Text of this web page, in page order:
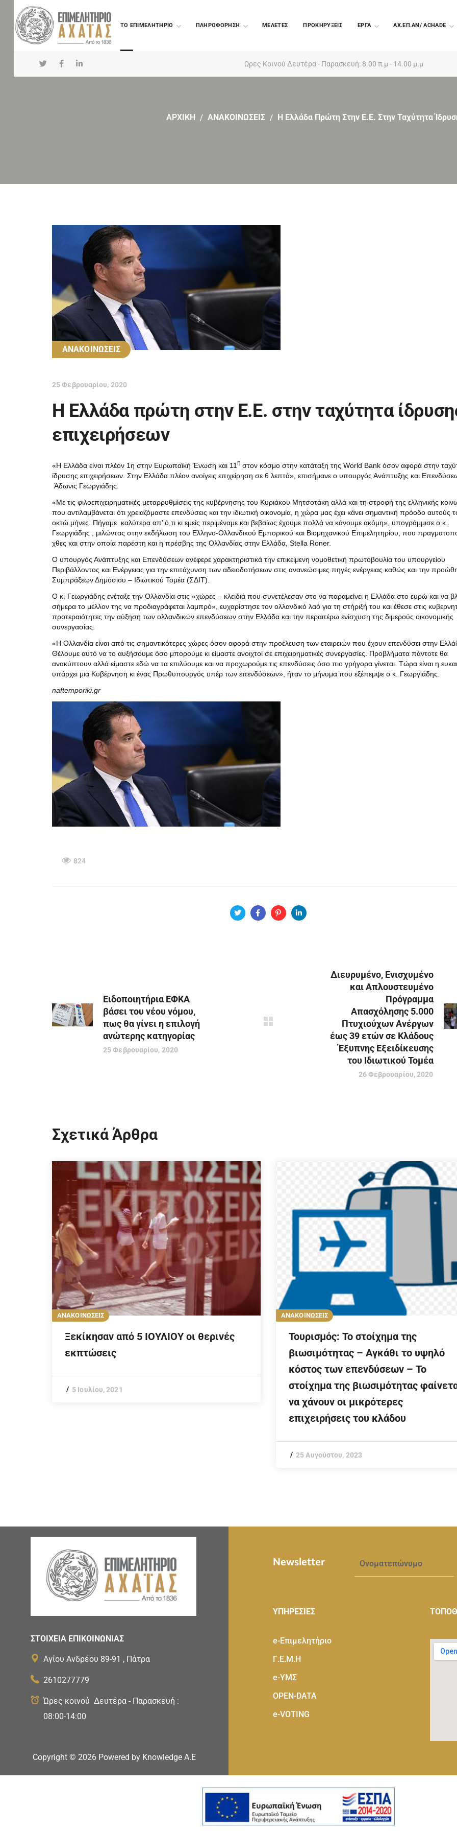
TO ΕΠΙΜΕΛΗΤΗΡΙΟ ΠΛΗΡΟΦΟΡΗΣΗ ΜΕΛΕΤΕΣ ΠΡΟΚΗΡΥΞΕΙΣ EΡΓΑ ΑΧ.ΕΠ.ΑΝ/ ACHADE
Ωρες Κοινού Δευτέρα - Παρασκευή: 8.00 π.μ - 14.00 μ.μ
ΑΡΧΙΚΗ ΑΝΑΚΟΙΝΩΣΕΙΣ Η Ελλάδα Πρώτη Στην Ε.Ε. Στην Ταχύτητα
ΑΝΑΚΟΙΝΩΣΕΙΣ
25 Φεβρουαρίου, 2020
Η Ελλάδα πρώτη στην Ε.Ε. στην ταχύτητα
επιχειρήσεων
«Η Ελλάδα είναι πλέον 1η στην Ευρωπαϊκή Ένωση και 11 η στον κόσμο στην κατάταξη της World Bank όσον αφορά στην
ίδρυσης επιχειρήσεων. Στην Ελλάδα πλέον ανοίγεις επιχείρηση σε 6 λεπτά», επισήμανε ο υπουργός Ανάπτυξης και
Άδωνις Γεωργιάδης.
«Με τις φιλοεπιχειρηματικές μεταρρυθμίσεις της κυβέρνησης του Κυριάκου Μητσοτάκη αλλά και τη στροφή της ελληνικής
που αντιλαμβάνεται ότι χρειαζόμαστε επενδύσεις και την ιδιωτική οικονομία, η χώρα μας έχει κάνει σημαντική πρόοδο αυτούς
οκτώ μήνες. Πήγαμε καλύτερα απ’ ό,τι κι εμείς περιμέναμε και βεβαίως έχουμε πολλά να κάνουμε ακόμη», υπογράμμισε ο κ.
Γεωργιάδης , μιλώντας στην εκδήλωση του Ελληνο-Ολλανδικού Εμπορικού και Βιομηχανικού Επιμελητηρίου, που
χθες και στην οποία παρέστη και η πρέσβης της Ολλανδίας στην Ελλάδα, Stella Roner.
Ο υπουργός Ανάπτυξης και Επενδύσεων ανέφερε χαρακτηριστικά την επικείμενη νομοθετική πρωτοβουλία του υπουργείου
Περιβάλλοντος και Ενέργειας για την επιτάχυνση των αδειοδοτήσεων στις ανανεώσιμες πηγές ενέργειας καθώς και την
Συμπράξεων Δημόσιου – Ιδιωτικού Τομέα (ΣΔΙΤ).
Ο κ. Γεωργιάδης ενέταξε την Ολλανδία στις «χώρες – κλειδιά που συνετέλεσαν στο να παραμείνει η Ελλάδα στο ευρώ και να
σήμερα το μέλλον της να προδιαγράφεται λαμπρό», ευχαρίστησε τον ολλανδικό λαό για τη στήριξή του και έθεσε στις
προτεραιότητες την αύξηση των ολλανδικών επενδύσεων στην Ελλάδα και την περαιτέρω ενίσχυση της διμερούς οικονομικής
συνεργασίας.
«Η Ολλανδία είναι από τις σημαντικότερες χώρες όσον αφορά στην προέλευση των εταιρειών που έχουν επενδύσει στην
Θέλουμε αυτό να το αυξήσουμε όσο μπορούμε κι είμαστε ανοιχτοί σε επιχειρηματικές συνεργασίες. Προβλήματα πάντοτε θα
ανακύπτουν αλλά είμαστε εδώ να τα επιλύουμε και να προχωρούμε τις επενδύσεις όσο πιο γρήγορα γίνεται. Τώρα είναι η
υπάρχει μια Κυβέρνηση κι ένας Πρωθυπουργός υπέρ των επενδύσεων», ήταν το μήνυμα που εξέπεμψε ο κ. Γεωργιάδης.
naftemporiki.gr
824
Ειδοποιητήρια ΕΦΚΑ
βάσει του νέου νόμου,
πως θα γίνει η επιλογή
ανώτερης κατηγορίας
25 Φεβρουαρίου, 2020
Διευρυμένο, Ενισχυμένο
και Απλουστευμένο
Πρόγραμμα
Απασχόλησης 5.000
Πτυχιούχων Ανέργων
έως 39 ετών σε Κλάδους
Έξυπνης Εξειδίκευσης
του Ιδιωτικού Τομέα
26 Φεβρουαρίου, 2020
Σχετικά Άρθρα
ΑΝΑΚΟΙΝΩΣΕΙΣ
Ξεκίκησαν από 5 ΙΟΥΛΙΟΥ οι θερινές
εκπτώσεις
5 Ιουλίου, 2021
ΑΝΑΚΟΙΝΩΣΕΙΣ
Τουρισμός: Το στοίχημα της
βιωσιμότητας – Αγκάθι το υψηλό
κόστος των επενδύσεων – Το
στοίχημα της βιωσιμότητας
να χάνουν οι μικρότερες
επιχειρήσεις του κλάδου
25 Αυγούστου, 2023
ΣΤΟΙΧΕΙΑ ΕΠΙΚΟΙΝΩΝΙΑΣ
Αγίου Ανδρέου 89-91 , Πάτρα
2610277779
Ώρες κοινού Δευτέρα - Παρασκευή :
08:00-14:00
Copyright © 2026 Powered by Knowledge A.E
Newsletter
ΥΠΗΡΕΣΙΕΣ
e-Eπιμελητήριο
Γ.Ε.Μ.Η
e-ΥΜΣ
OPEN-DATA
e-VOTING